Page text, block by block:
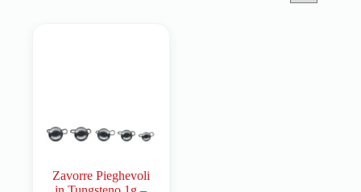
Zavorre Pieghevoli